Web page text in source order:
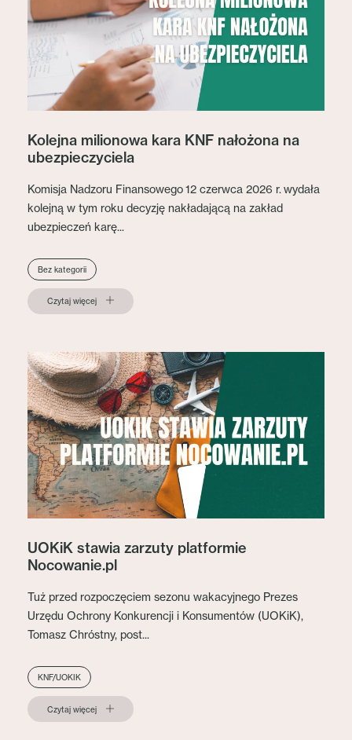
Kolejna milionowa kara KNF nałożona na
ubezpieczyciela
Komisja Nadzoru Finansowego 12 czerwca 2026 r. wydała
kolejną w tym roku decyzję nakładającą na zakład
ubezpieczeń karę...
Bez kategorii
Czytaj więcej
UOKiK stawia zarzuty platformie
Nocowanie.pl
Tuż przed rozpoczęciem sezonu wakacyjnego Prezes
Urzędu Ochrony Konkurencji i Konsumentów (UOKiK),
Tomasz Chróstny, post...
KNF/UOKIK
Czytaj więcej